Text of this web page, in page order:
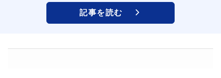
記事を読む